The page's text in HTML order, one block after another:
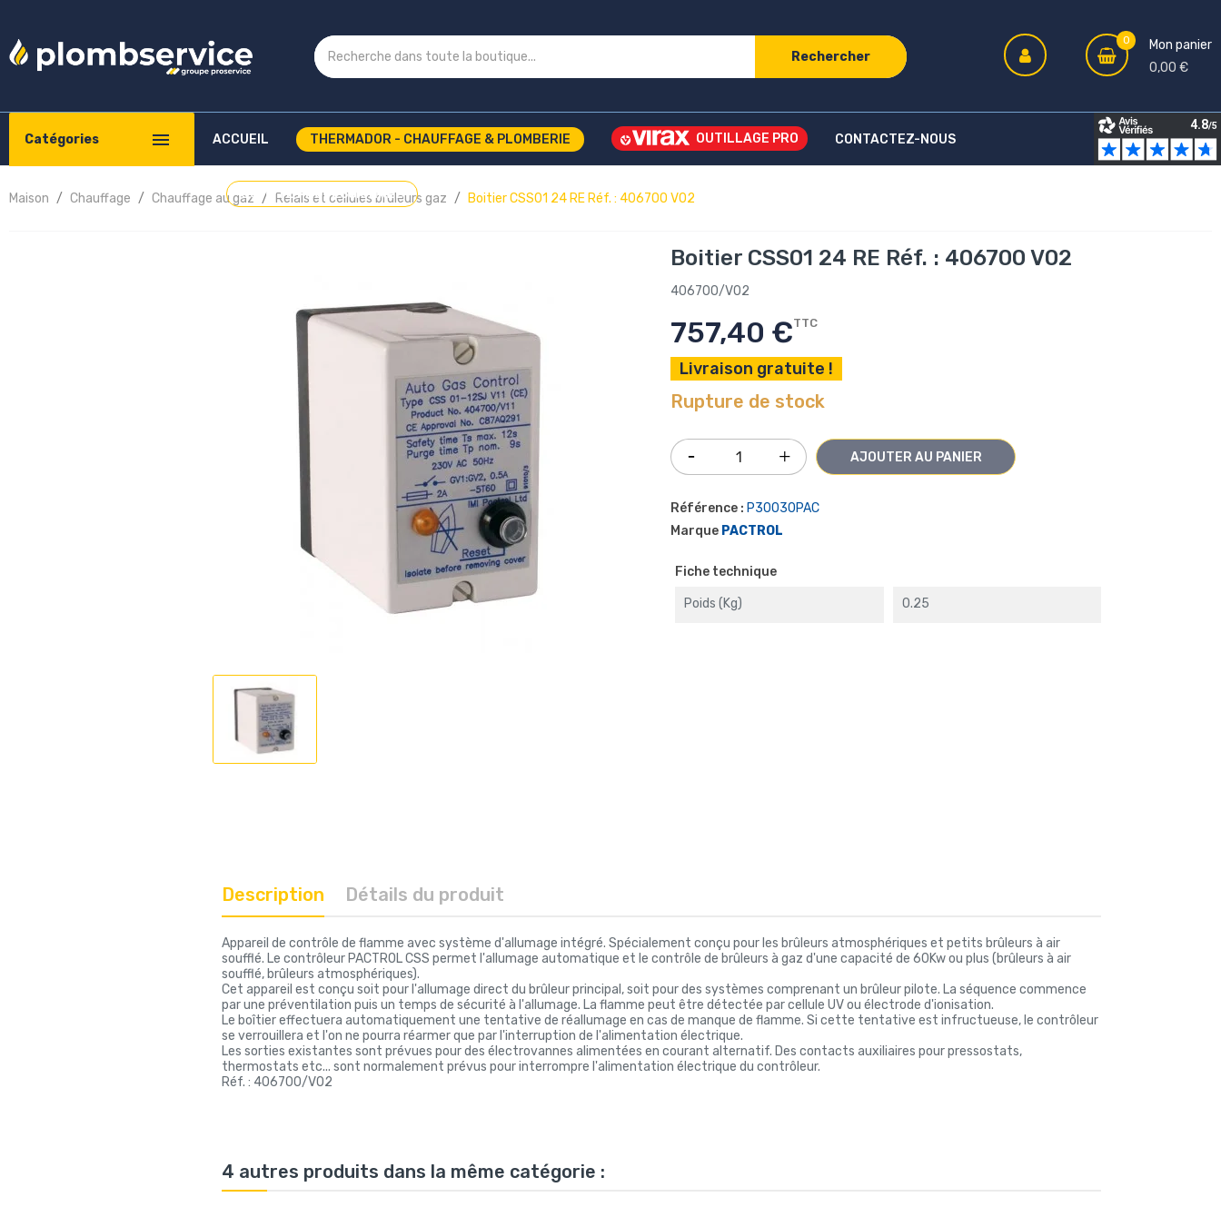
Rechercher
0
Mon panier
0,00 €
Catégories ACCUEIL THERMADOR - CHAUFFAGE & PLOMBERIE CONTACTEZ-NOUS
COMPTE PROFESSIONNEL
Maison Chauffage Chauffage au gaz Relais et cellules brûleurs gaz Boitier CSS01 24 RE Réf. : 406700 V02
Boitier CSS01 24 RE Réf. : 406700 V02
406700/V02
757,40 €TTC
Livraison gratuite !
Rupture de stock
AJOUTER AU PANIER
Référence : P30030PAC
Marque PACTROL
Fiche technique
Poids (kg) 0.25
Description Détails du produit
Appareil de contrôle de flamme avec système d'allumage intégré. Spécialement conçu pour les brûleurs atmosphériques et petits brûleurs à air
soufflé. Le contrôleur PACTROL CSS permet l'allumage automatique et le contrôle de brûleurs à gaz d'une capacité de 60Kw ou plus (brûleurs à air
soufflé, brûleurs atmosphériques).
Cet appareil est conçu soit pour l'allumage direct du brûleur principal, soit pour des systèmes comprenant un brûleur pilote. La séquence commence
par une préventilation puis un temps de sécurité à l'allumage. La flamme peut être détectée par cellule UV ou électrode d'ionisation.
Le boîtier effectuera automatiquement une tentative de réallumage en cas de manque de flamme. Si cette tentative est infructueuse, le contrôleur
se verrouillera et l'on ne pourra réarmer que par l'interruption de l'alimentation électrique.
Les sorties existantes sont prévues pour des électrovannes alimentées en courant alternatif. Des contacts auxiliaires pour pressostats,
thermostats etc... sont normalement prévus pour interrompre l'alimentation électrique du contrôleur.
Réf. : 406700/V02
4 autres produits dans la même catégorie :